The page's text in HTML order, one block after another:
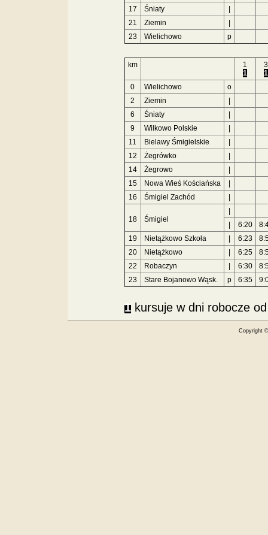
17
Śniaty
|
21
Ziemin
|
23
Wielichowo p
km
1
1
3
1
0
Wielichowo
o
2
Ziemin
|
6
Śniaty
|
9
Wilkowo Polskie
|
11
Bielawy Śmigielskie
|
12
Żegrówko
|
14
Żegrowo
|
15
Nowa Wieś Kościańska
|
16
Śmigiel Zachód |
18 Śmigiel
|
|
6:20
19
Nietążkowo Szkoła | 6:23
20
Nietążkowo | 6:25
22
Robaczyn | 6:30
23
Stare Bojanowo Wąsk. p 6:35
1kursuje w dni robocze od
Copyright